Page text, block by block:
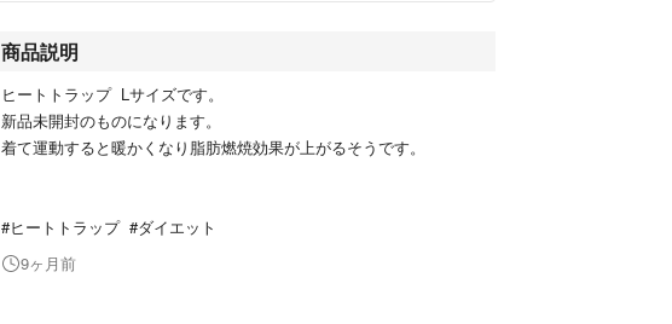
商品説明
ヒートトラップ Lサイズです。
新品未開封のものになります。
着て運動すると暖かくなり脂肪燃焼効果が上がるそうです。
#ヒートトラップ #ダイエット
9ヶ月前